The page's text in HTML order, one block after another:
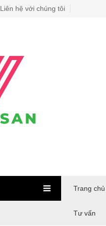
Liên hệ với chúng tôi
Trang chủ
Tư vấn